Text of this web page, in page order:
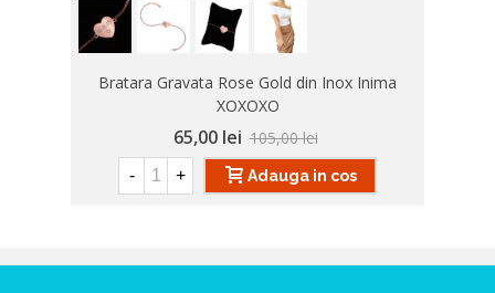
Bratara Gravata Rose Gold din Inox Inima
XOXOXO
65,00 lei 105,00 lei
- + Adauga in cos